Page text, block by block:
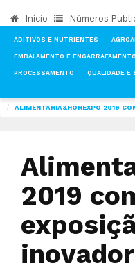
Início Números
ADITIVOS E NUTRIENTES
EMBALAMENTO E ENGARRAFAMENTO
PROCESSAMENTO QUALIDADE E
ALIMENTARIA&HOREXPO 2019
2019